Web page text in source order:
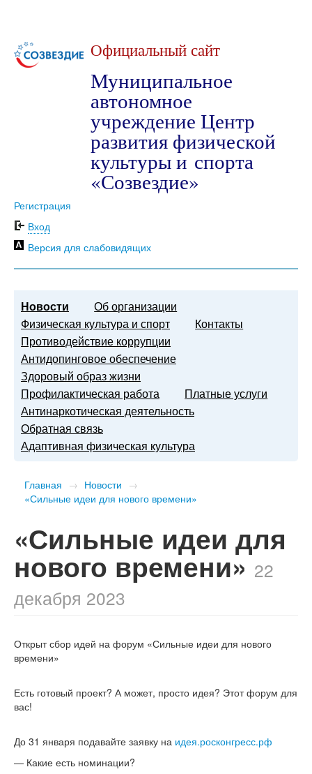
Официальный сайт
Муниципальное
автономное
учреждение Центр
развития физической
культуры и спорта
«Созвездие»
Регистрация
Вход
Версия для слабовидящих
Новости
Об организации
Физическая культура и спорт
Контакты
Противодействие коррупции
Антидопинговое обеспечение
Здоровый образ жизни
Профилактическая работа
Платные услуги
Антинаркотическая деятельность
Обратная связь
Адаптивная физическая культура
Главная → Новости →
«Сильные идеи для нового времени»
«Сильные идеи для
нового времени»22
декабря 2023
Открыт сбор идей на форум «Сильные идеи для нового
времени»
Есть готовый проект? А может, просто идея? Этот форум для
вас!
До 31 января подавайте заявку на идея.росконгресс.рф
— Какие есть номинации?